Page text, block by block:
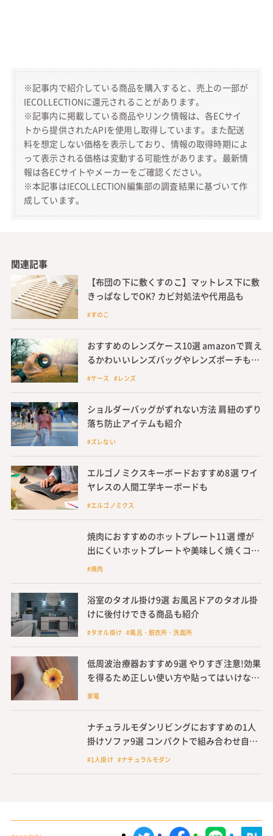
※記事内で紹介している商品を購入すると、売上の一部が
IECOLLECTIONに還元されることがあります。
※記事内に掲載している商品やリンク情報は、各ECサイ
トから提供されたAPIを使用し取得しています。また配送
料を想定しない価格を表示しており、情報の取得時期によ
って表示される価格は変動する可能性があります。最新情
報は各ECサイトやメーカーをご確認ください。
※本記事はIECOLLECTION編集部の調査結果に基づいて作
成しています。
関連記事
【布団の下に敷くすのこ】マットレス下に敷
きっぱなしでOK? カビ対処法や代用品も
#すのこ
おすすめのレンズケース10選 amazonで買え
るかわいいレンズバッグやレンズポーチも紹
介
#ケース #レンズ
ショルダーバッグがずれない方法 肩紐のずり
落ち防止アイテムも紹介
#ズレない
エルゴノミクスキーボードおすすめ8選 ワイ
ヤレスの人間工学キーボードも
#エルゴノミクス
焼肉におすすめのホットプレート11選 煙が
出にくいホットプレートや美味しく焼くコツ
も紹介
#焼肉
浴室のタオル掛け9選 お風呂ドアのタオル掛
けに後付けできる商品も紹介
#タオル掛け #風呂・脱衣所・洗面所
低周波治療器おすすめ9選 やりすぎ注意!効果
を得るため正しい使い方や貼ってはいけない
場所も確認
家電
ナチュラルモダンリビングにおすすめの1人
掛けソファ9選 コンパクトで組み合わせ自
由、おしゃれなインテリアに
#1人掛け #ナチュラルモダン